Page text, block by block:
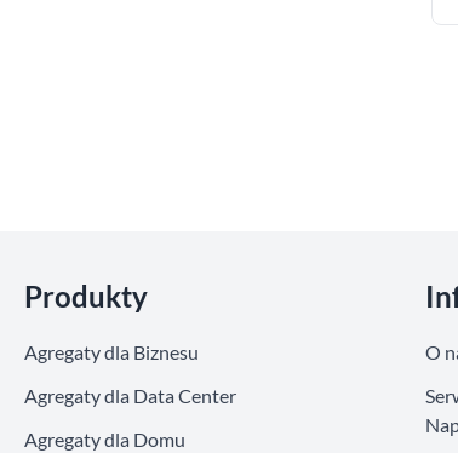
Produkty
Agregaty dla Biznesu
Agregaty dla Data Center
Agregaty dla Domu
O